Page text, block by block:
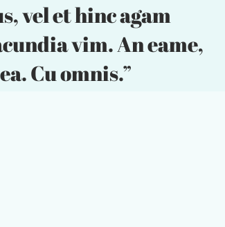
vel et hinc agam
vim. An eame,
Cu omnis.”